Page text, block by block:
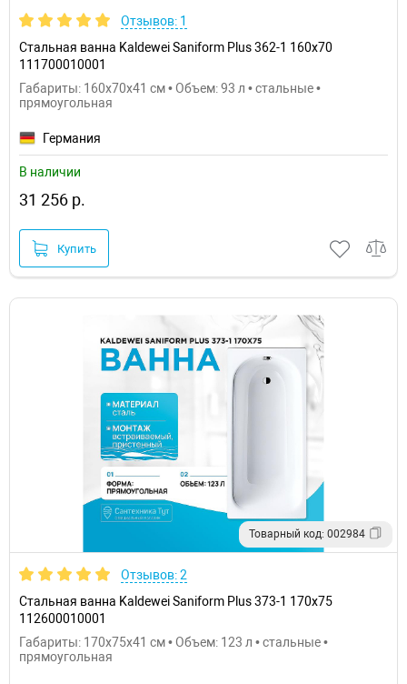
Отзывов: 1
Стальная ванна Kaldewei Saniform Plus 362-1 160x70
111700010001
Габариты: 160x70x41 см • Объем: 93 л • стальные •
прямоугольная
Германия
В наличии
31 256 р.
Купить
Товарный код: 002984
Отзывов: 2
Стальная ванна Kaldewei Saniform Plus 373-1 170x75
112600010001
Габариты: 170x75x41 см • Объем: 123 л • стальные •
прямоугольная